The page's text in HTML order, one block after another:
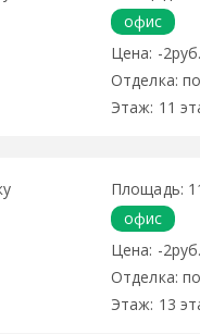
офис
-2руб.
11
офис
-2руб.
13